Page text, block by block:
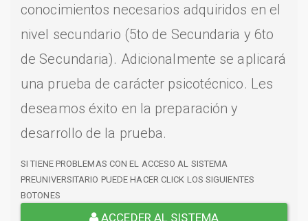
conocimientos necesarios adquiridos en el
nivel secundario (5to de Secundaria y 6to
de Secundaria). Adicionalmente se aplicará
una prueba de carácter psicotécnico. Les
deseamos éxito en la preparación y
desarrollo de la prueba.
SI TIENE PROBLEMAS CON EL ACCESO AL SISTEMA
PREUNIVERSITARIO PUEDE HACER CLICK LOS SIGUIENTES
BOTONES
ACCEDER AL SISTEMA